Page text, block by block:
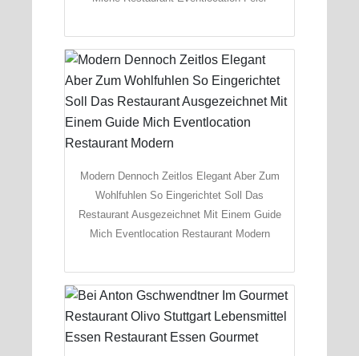
Modern Dennoch Zeitlos Elegant Aber Zum
Wohlfuhlen So Eingerichtet Soll Das
Restaurant Ausgezeichnet Mit Einem Guide
Mich Eventlocation Restaurant Modern